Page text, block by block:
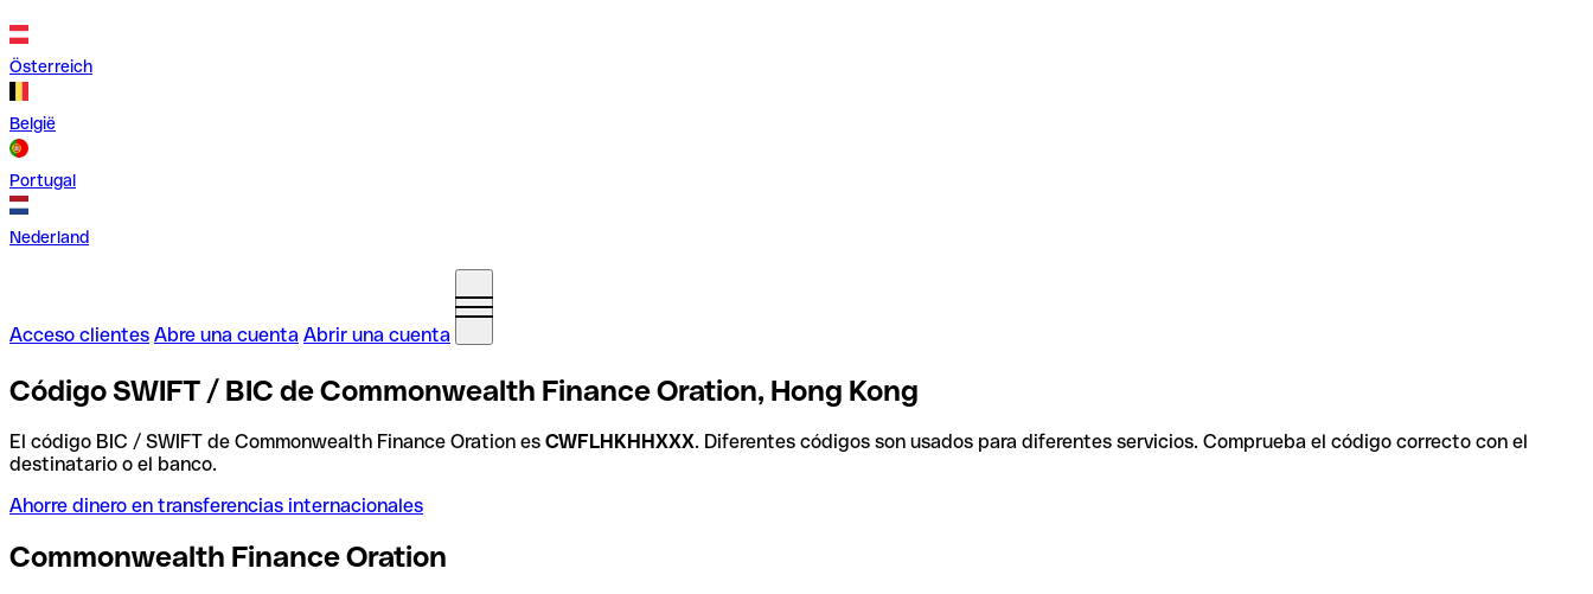
Österreich
België
Portugal
Nederland
Acceso clientes Abre una cuenta Abrir una cuenta
Código SWIFT / BIC de Commonwealth Finance Oration, Hong Kong
El código BIC / SWIFT de Commonwealth Finance Oration es CWFLHKHHXXX. Diferentes códigos son usados para diferentes servicios. Comprueba el código correcto con el
destinatario o el banco.
Ahorre dinero en transferencias internacionales
Commonwealth Finance Oration